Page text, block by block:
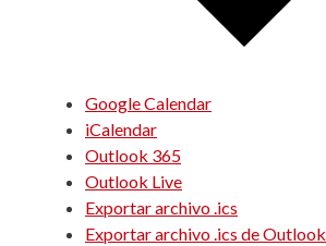
Google Calendar
iCalendar
Outlook 365
Outlook Live
Exportar archivo .ics
Exportar archivo .ics de Outlook